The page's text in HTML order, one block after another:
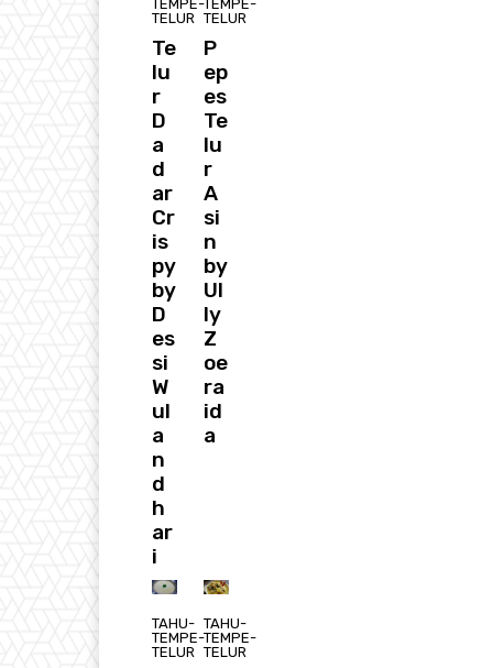
TEMPE-
TELUR
Te
lu
r
D
a
d
ar
Cr
is
py
by
D
es
si
W
ul
a
n
d
h
ar
i
TEMPE-
TELUR
P
ep
es
Te
lu
r
A
si
n
by
Ul
ly
Z
oe
ra
id
a
TAHU-
TEMPE-
TELUR
TAHU-
TEMPE-
TELUR